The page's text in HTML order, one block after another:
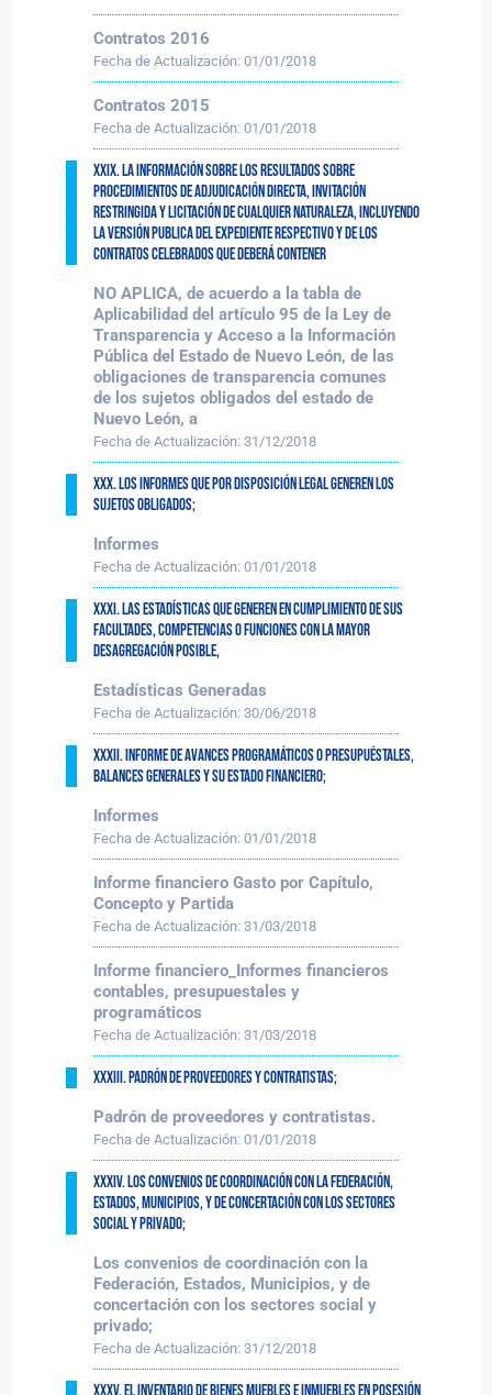
Contratos 2016
Fecha de Actualización: 01/01/2018
Contratos 2015
Fecha de Actualización: 01/01/2018
XXIX. La información sobre los resultados sobre
procedimientos de adjudicación directa, invitación
restringida y licitación de cualquier naturaleza, incluyendo
la Versión Publica del Expediente respectivo y de los
contratos celebrados que deberá contener
NO APLICA, de acuerdo a la tabla de
Aplicabilidad del artículo 95 de la Ley de
Transparencia y Acceso a la Información
Pública del Estado de Nuevo León, de las
obligaciones de transparencia comunes
de los sujetos obligados del estado de
Nuevo León, a
Fecha de Actualización: 31/12/2018
XXX. Los informes que por disposición legal generen los
sujetos obligados;
Informes
Fecha de Actualización: 01/01/2018
XXXI. Las estadísticas que generen en cumplimiento de sus
facultades, competencias o funciones con la mayor
desagregación posible,
Estadísticas Generadas
Fecha de Actualización: 30/06/2018
XXXII. Informe de avances programáticos o presupuéstales,
balances generales y su estado financiero;
Informes
Fecha de Actualización: 01/01/2018
Informe financiero Gasto por Capítulo,
Concepto y Partida
Fecha de Actualización: 31/03/2018
Informe financiero_Informes financieros
contables, presupuestales y
programáticos
Fecha de Actualización: 31/03/2018
XXXIII. Padrón de proveedores y contratistas;
Padrón de proveedores y contratistas.
Fecha de Actualización: 01/01/2018
XXXIV. Los convenios de coordinación con la Federación,
Estados, Municipios, y de concertación con los sectores
social y privado;
Los convenios de coordinación con la
Federación, Estados, Municipios, y de
concertación con los sectores social y
privado;
Fecha de Actualización: 31/12/2018